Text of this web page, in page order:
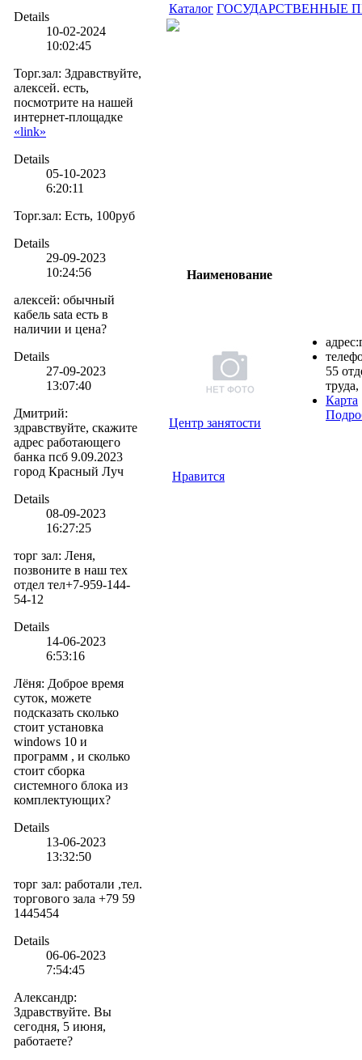
Details
10-02-2024
10:02:45
Торг.зал: Здравствуйте,
алексей. есть,
посмотрите на нашей
интернет-площадке
«link»
Details
05-10-2023
6:20:11
Торг.зал: Есть, 100руб
Details
29-09-2023
10:24:56
алексей: обычный
кабель sata есть в
наличии и цена?
Details
27-09-2023
13:07:40
Дмитрий:
здравствуйте, скажите
адрес работающего
банка псб 9.09.2023
город Красный Луч
Details
08-09-2023
16:27:25
торг зал: Леня,
позвоните в наш тех
отдел тел+7-959-144-
54-12
Details
14-06-2023
6:53:16
Лёня: Доброе время
суток, можете
подсказать сколько
стоит установка
windows 10 и
программ , и сколько
стоит сборка
системного блока из
комплектующих?
Details
13-06-2023
13:32:50
торг зал: работали ,тел.
торгового зала +79 59
1445454
Details
06-06-2023
7:54:45
Александр:
Здравствуйте. Вы
сегодня, 5 июня,
работаете?
Каталог ГОСУДАРСТВЕННЫЕ
Наименование
Центр занятости
адрес:
55
Карта
Нравится